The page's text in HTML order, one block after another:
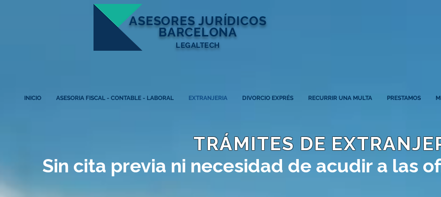
ASESORESJURÍDICOS
BARCELONA
LEGALTECH
INICIO ASESORIA FISCAL - CONTABLE - LABORAL EXTRANJERIA DIVORCIO EXPRÉS RECURRIR UNA MULTA PRESTAMOS
TRÁMITES DE
Sin cita previa ni necesidad de acudir a las